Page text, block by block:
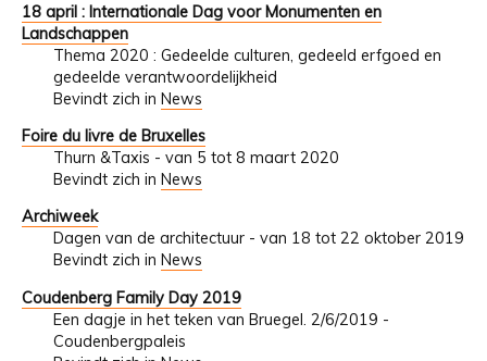
18 april : Internationale Dag voor Monumenten en
Landschappen
Thema 2020 : Gedeelde culturen, gedeeld erfgoed en
gedeelde verantwoordelijkheid
Bevindt zich in News
Foire du livre de Bruxelles
Thurn &Taxis - van 5 tot 8 maart 2020
Bevindt zich in News
Archiweek
Dagen van de architectuur - van 18 tot 22 oktober 2019
Bevindt zich in News
Coudenberg Family Day 2019
Een dagje in het teken van Bruegel. 2/6/2019 -
Coudenbergpaleis